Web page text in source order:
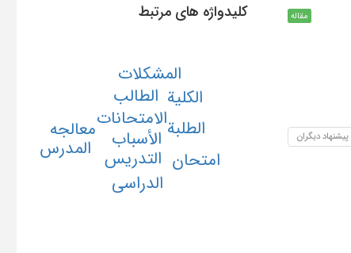
مقاله
پیشنهاد دیگران
کلیدواژه های مرتبط
الأسباب
الامتحانات
التدریس
الدراسی
الطالب
الطلبة
المدرس
المشکلات
الکلیة
امتحان
معالجه